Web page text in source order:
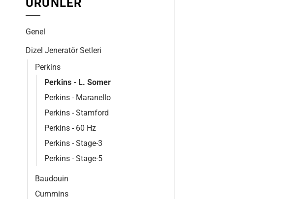
ÜRÜNLER
Genel
Dizel Jeneratör Setleri
Perkins
Perkins - L. Somer
Perkins - Maranello
Perkins - Stamford
Perkins - 60 Hz
Perkins - Stage-3
Perkins - Stage-5
Baudouin
Cummins